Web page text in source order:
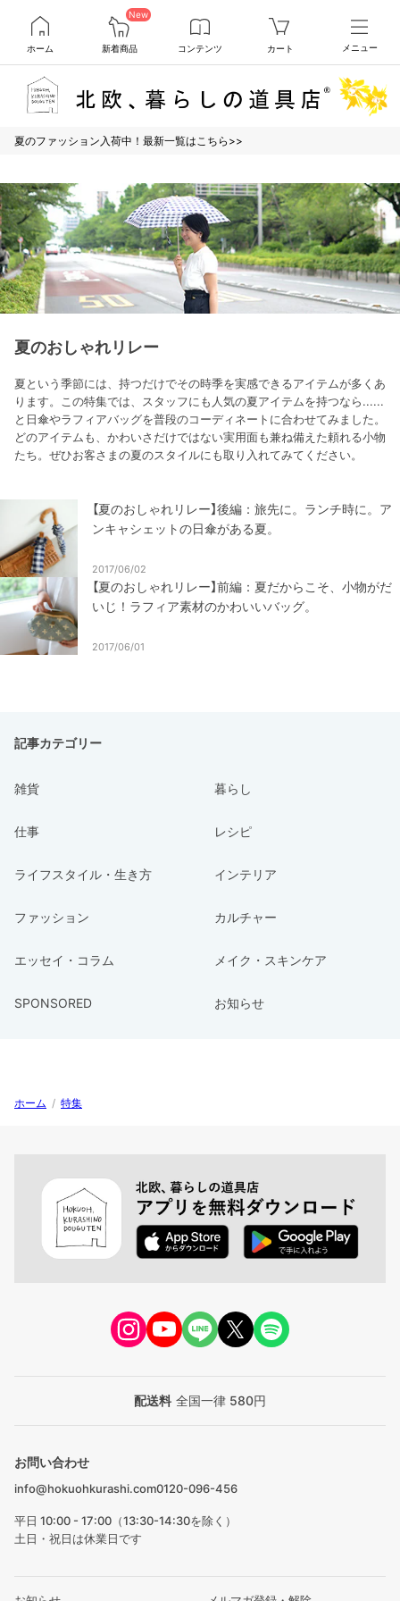
ホーム
New
新着商品 コンテンツ カート メニュー
夏のファッション入荷中！最新一覧はこちら>>
夏のおしゃれリレー
夏という季節には、持つだけでその時季を実感できるアイテムが多くあ
ります。この特集では、スタッフにも人気の夏アイテムを持つなら......
と日傘やラフィアバッグを普段のコーディネートに合わせてみました。
どのアイテムも、かわいさだけではない実用面も兼ね備えた頼れる小物
たち。ぜひお客さまの夏のスタイルにも取り入れてみてください。
【夏のおしゃれリレー】後編：旅先に。ランチ時に。ア
ンキャシェットの日傘がある夏。
2017/06/02
【夏のおしゃれリレー】前編：夏だからこそ、小物がだ
いじ！ラフィア素材のかわいいバッグ。
2017/06/01
記事カテゴリー
雑貨 暮らし
仕事 レシピ
ライフスタイル・生き方 インテリア
ファッション カルチャー
エッセイ・コラム メイク・スキンケア
SPONSORED お知らせ
ホーム / 特集
配送料 全国一律 580円
お問い合わせ
info@hokuohkurashi.com0120-096-456
平日 10:00 - 17:00（13:30-14:30を除く）
土日・祝日は休業日です